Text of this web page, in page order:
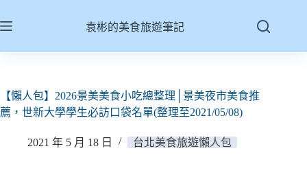
至
容
袁彬的美食旅遊筆記
【懶人包】2026景美美食小吃總整理│景美夜市美食推
薦，世新大學學生必訪口袋名單(整理至2021/05/08)
2021 年 5 月 18 日 台北美食旅遊懶人包